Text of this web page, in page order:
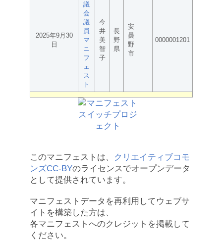
2025年9月30
日
議
会
議
員
マ
ニ
フ
ェ
ス
ト
今
井
美
智
子
長
野
県
安
曇
野
市
0000001201
このマニフェストは、
クリエイティブコモ
ンズCC-BYのライセンスでオープンデータ
として提供されています。
マニフェストデータを再利用してウェブサ
イトを構築した方は、
各マニフェストへのクレジットを掲載して
ください。